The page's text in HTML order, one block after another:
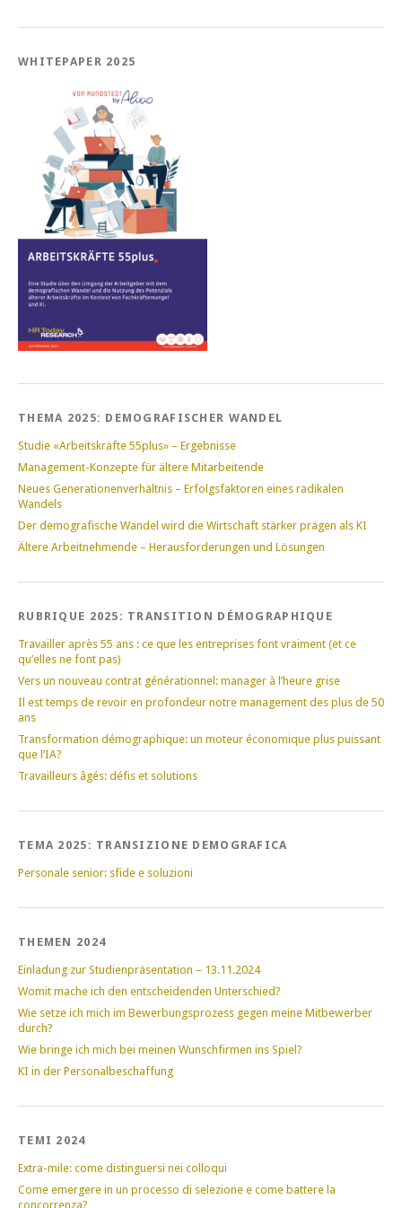
WHITEPAPER 2025
THEMA 2025: DEMOGRAFISCHER WANDEL
Studie «Arbeitskräfte 55plus» – Ergebnisse
Management-Konzepte für ältere Mitarbeitende
Neues Generationenverhältnis – Erfolgsfaktoren eines radikalen
Wandels
Der demografische Wandel wird die Wirtschaft stärker prägen als KI
Ältere Arbeitnehmende – Herausforderungen und Lösungen
RUBRIQUE 2025: TRANSITION DÉMOGRAPHIQUE
Travailler après 55 ans : ce que les entreprises font vraiment (et ce
qu’elles ne font pas)
Vers un nouveau contrat générationnel: manager à l’heure grise
Il est temps de revoir en profondeur notre management des plus de 50
ans
Transformation démographique: un moteur économique plus puissant
que l’IA?
Travailleurs âgés: défis et solutions
TEMA 2025: TRANSIZIONE DEMOGRAFICA
Personale senior: sfide e soluzioni
THEMEN 2024
Einladung zur Studienpräsentation – 13.11.2024
Womit mache ich den entscheidenden Unterschied?
Wie setze ich mich im Bewerbungsprozess gegen meine Mitbewerber
durch?
Wie bringe ich mich bei meinen Wunschfirmen ins Spiel?
KI in der Personalbeschaffung
TEMI 2024
Extra-mile: come distinguersi nei colloqui
Come emergere in un processo di selezione e come battere la
concorrenza?